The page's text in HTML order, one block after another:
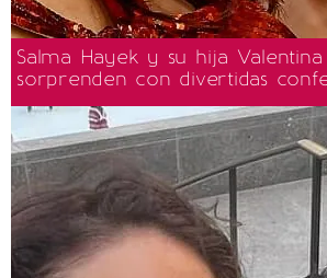
Salma Hayek y su hija
sorprenden con divertidas